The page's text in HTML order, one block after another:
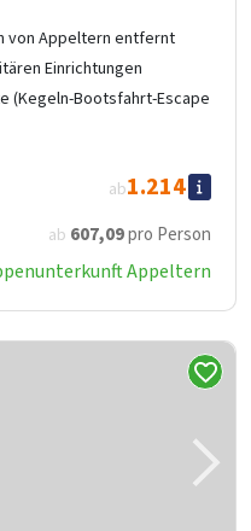
von Appeltern entfernt
Einrichtungen
(Kegeln-Bootsfahrt-Escape
ab 607,09pro Person
ab1.214
Appeltern